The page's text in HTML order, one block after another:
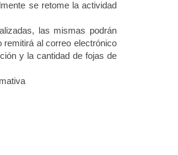
se retome la actividad
las mismas podrán
al correo electrónico
y la cantidad de fojas de